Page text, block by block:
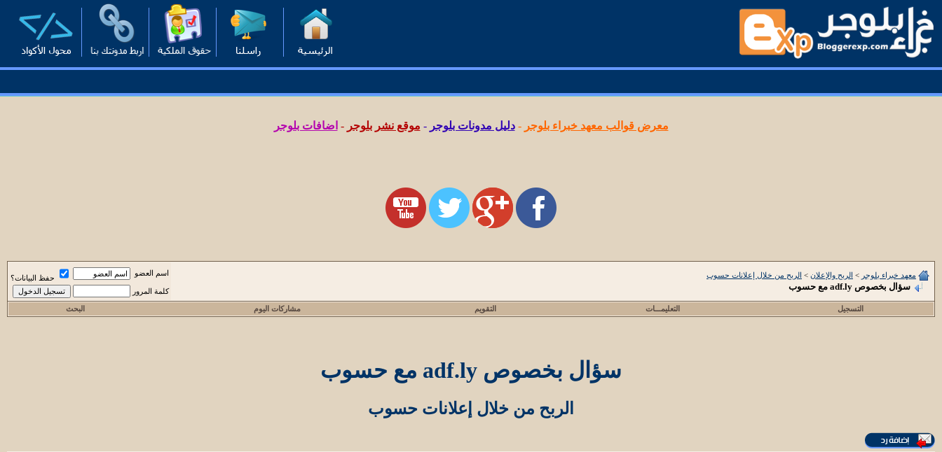
معرض قوالب معهد خبراء بلوجر -دليل مدونات بلوجر - موقع نشر بلوجر - اضافات بلوجر
معهد خبراء بلوجر > الربح والإعلان > الربح من خلال إعلانات حسوب
سؤال بخصوص adf.ly مع حسوب
اسم العضو
حفظ البيانات؟
كلمة المرور
التسجيل التعليمـــات التقويم مشاركات اليوم البحث
سؤال بخصوص adf.ly مع حسوب
الربح من خلال إعلانات حسوب